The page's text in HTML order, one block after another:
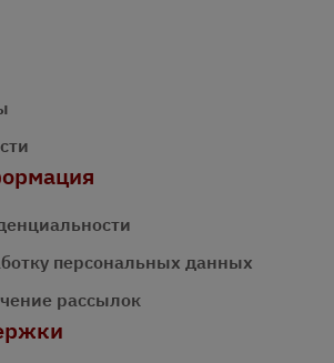
персональных данных
рассылок